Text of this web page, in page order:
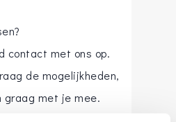
contact met ons op.
de mogelijkheden,
graag met je mee.